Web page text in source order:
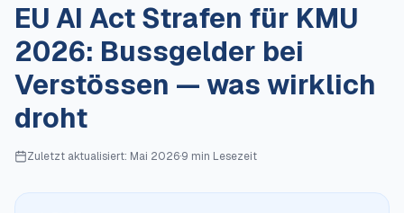
EU AI Act Strafen für KMU
2026: Bussgelder bei
Verstössen — was wirklich
droht
Zuletzt aktualisiert: Mai 2026·9 min Lesezeit